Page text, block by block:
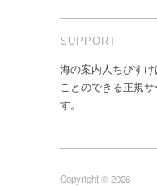
SUPPORT
海の案内人ちびす
ことのできる正規
す。
Copyright © 2026